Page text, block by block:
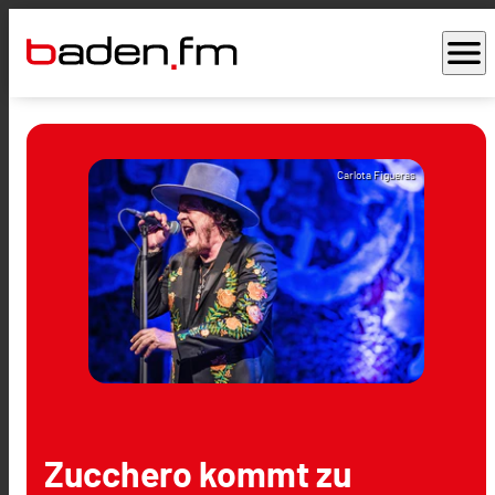
menu
Carlota Figueras
Zucchero kommt zu